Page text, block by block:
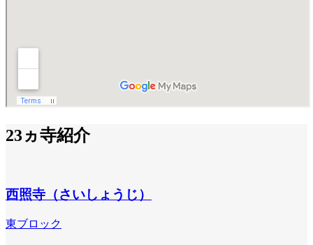
23ヵ寺紹介
西照寺（さいしょうじ）
東ブロック